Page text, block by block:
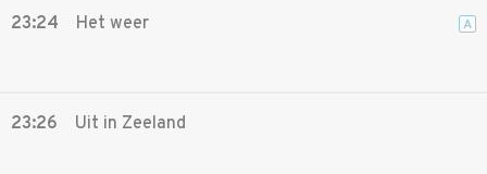
23:24 Het weer A
23:26 Uit in Zeeland